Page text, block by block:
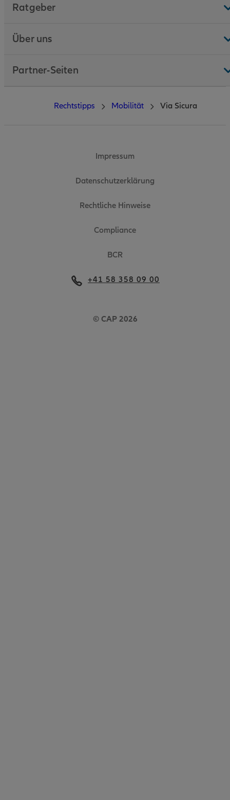
Ratgeber
Über uns
Partner-Seiten
Impressum
Datenschutzerklärung
Rechtliche Hinweise
Compliance
BCR
© CAP 2026
+41 58 358 09 00
Rechtstipps Mobilität Via Sicura